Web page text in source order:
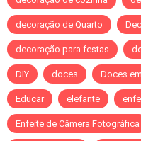
decoração de Quarto
decoração para festas
DIY doces Doces
Educar elefante
Enfeite de Câmera Fotográfica